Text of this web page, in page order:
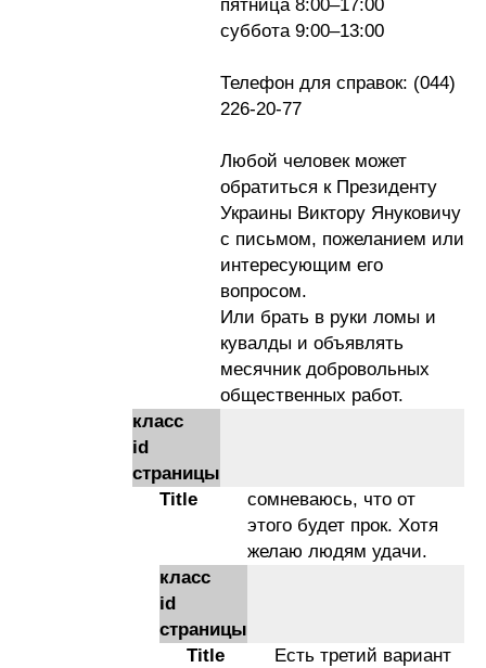
пятница 8:00–17:00
суббота 9:00–13:00
Телефон для справок: (044)
226-20-77
Любой человек может
обратиться к Президенту
Украины Виктору Януковичу
с письмом, пожеланием или
интересующим его
вопросом.
Или брать в руки ломы и
кувалды и объявлять
месячник добровольных
общественных работ.
класс
id
страницы
Title
сомневаюсь, что от
этого будет прок. Хотя
желаю людям удачи.
класс
id
страницы
Title
Есть третий вариант